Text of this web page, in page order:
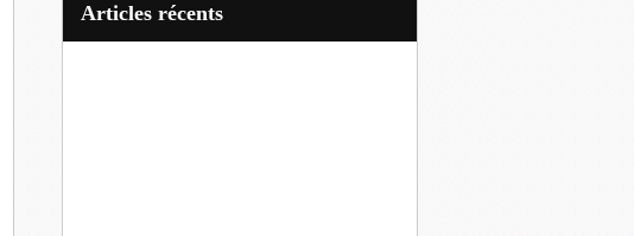
articles récents